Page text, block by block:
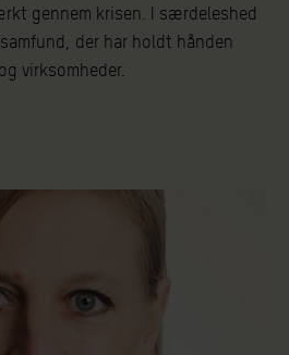
gennem krisen. I særdeleshed
der har holdt hånden
virksomheder.